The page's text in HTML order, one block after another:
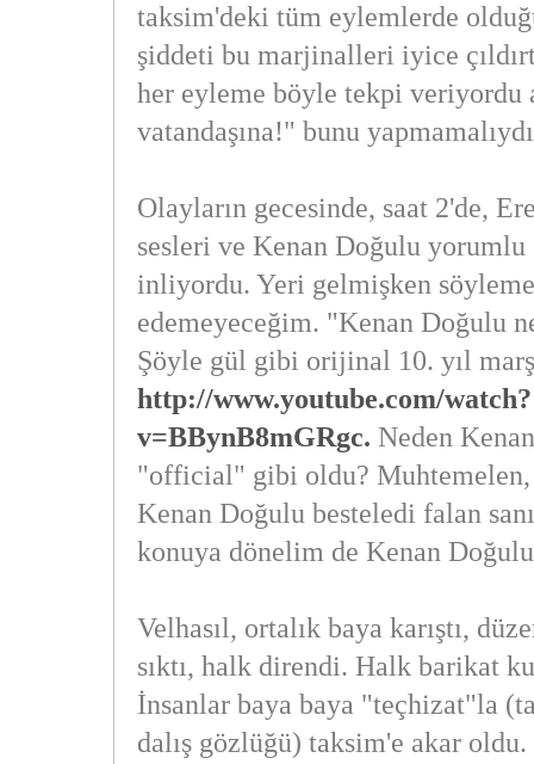
taksim'deki tüm eylemlerde
şiddeti bu marjinalleri iyice
her eyleme böyle tekpi veriyordu
vatandaşına!" bunu
Olayların gecesinde, saat 2'de,
sesleri ve Kenan Doğulu yorumlu
inliyordu. Yeri gelmişken
edemeyeceğim. "Kenan Doğulu
Şöyle gül gibi orijinal 10. yıl
http://www.youtube.com/watch?
v=BBynB8mGRgc. Neden
"official" gibi oldu? Muhtemelen,
Kenan Doğulu besteledi falan
konuya dönelim de Kenan
Velhasıl, ortalık baya karıştı,
sıktı, halk direndi. Halk barikat
İnsanlar baya baya "teçhizat"la
dalış gözlüğü) taksim'e akar oldu.